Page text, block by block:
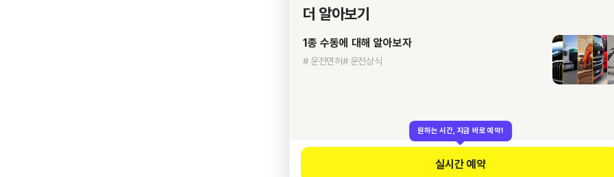
더 알아보기
1종 수동에 대해 알아보자
# 운전면허# 운전상식
원하는 시간, 지금 바로 예약!
실시간 예약